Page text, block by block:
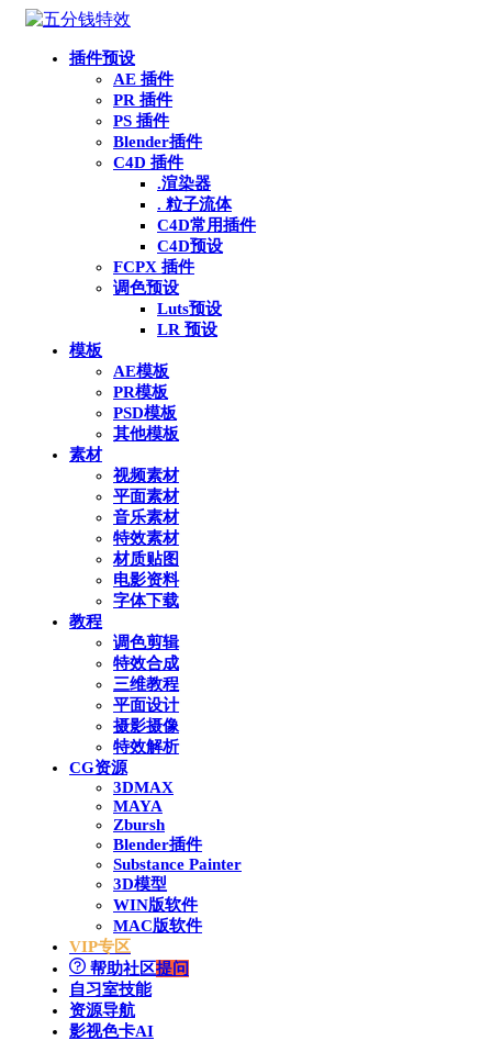
插件预设
AE 插件
PR 插件
PS 插件
Blender插件
C4D 插件
.渲染器
. 粒子流体
C4D常用插件
C4D预设
FCPX 插件
调色预设
Luts预设
LR 预设
模板
AE模板
PR模板
PSD模板
其他模板
素材
视频素材
平面素材
音乐素材
特效素材
材质贴图
电影资料
字体下载
教程
调色剪辑
特效合成
三维教程
平面设计
摄影摄像
特效解析
CG资源
3DMAX
MAYA
Zbursh
Blender插件
Substance Painter
3D模型
WIN版软件
MAC版软件
VIP专区
帮助社区提问
自习室技能
资源导航
影视色卡AI